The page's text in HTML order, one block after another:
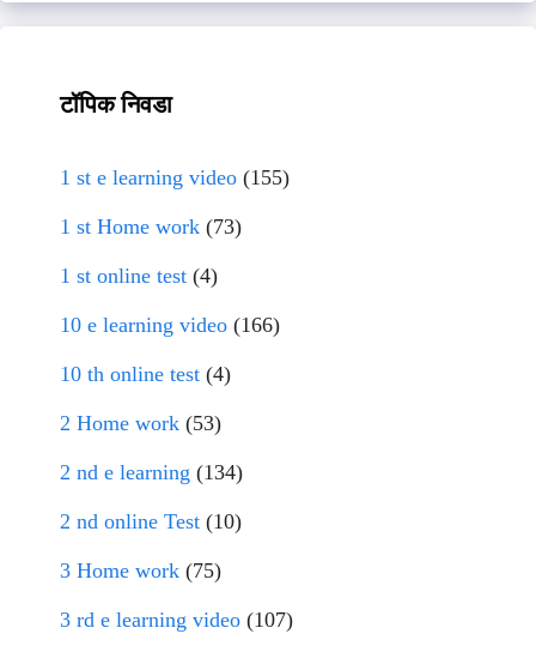
टॉपिक निवडा
1 st e learning video (155)
1 st Home work (73)
1 st online test (4)
10 e learning video (166)
10 th online test (4)
2 Home work (53)
2 nd e learning (134)
2 nd online Test (10)
3 Home work (75)
3 rd e learning video (107)